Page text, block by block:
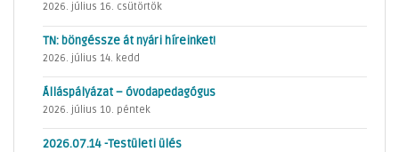
2026. július 16. csütörtök
TN: böngéssze át nyári híreinket!
2026. július 14. kedd
Álláspályázat – óvodapedagógus
2026. július 10. péntek
2026.07.14 -Testületi ülés